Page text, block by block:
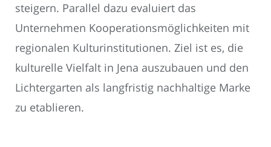
steigern. Parallel dazu evaluiert das
Unternehmen Kooperationsmöglichkeiten mit
regionalen Kulturinstitutionen. Ziel ist es, die
kulturelle Vielfalt in Jena auszubauen und den
Lichtergarten als langfristig nachhaltige Marke
zu etablieren.